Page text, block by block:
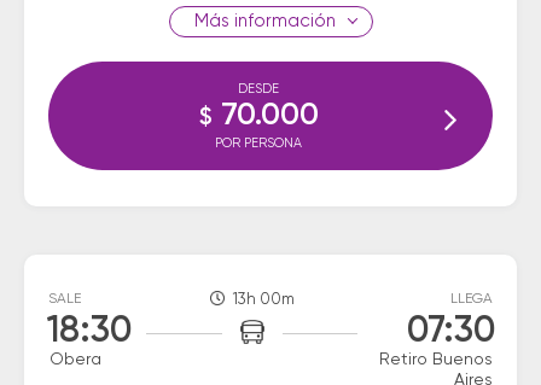
información
DESDE
$ 70.000
POR PERSONA
SALE
18:30
Obera
13h 00m LLEGA
07:30
Retiro Buenos
Aires